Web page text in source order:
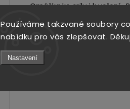
Používáme takzvané soubory
nabídku pro vás zlepšovat.
Nastavení
Omáčka ke grilu i k vaření .
Tak si vychutnej, jak má
WOCHu. :-)